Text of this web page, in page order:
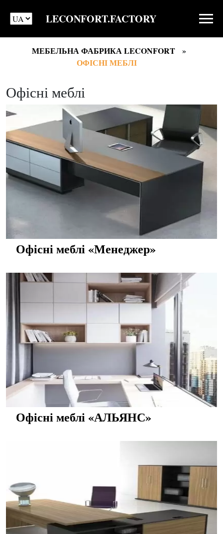
LECONFORT.FACTORY
МЕБЕЛЬНА ФАБРИКА LECONFORT
ОФІСНІ МЕБЛІ
Офісні меблі
Офісні меблі «Менеджер»
Офісні меблі «АЛЬЯНС»